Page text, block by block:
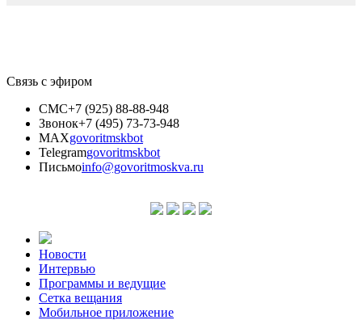
Связь с эфиром
СМС+7 (925) 88-88-948
Звонок+7 (495) 73-73-948
MAXgovoritmskbot
Telegramgovoritmskbot
Письмоinfo@govoritmoskva.ru
Новости
Интервью
Программы и ведущие
Сетка вещания
Мобильное приложение